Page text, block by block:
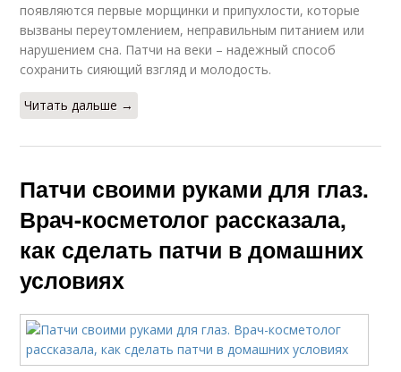
появляются первые морщинки и припухлости, которые
вызваны переутомлением, неправильным питанием или
нарушением сна. Патчи на веки – надежный способ
сохранить сияющий взгляд и молодость.
Читать дальше →
Патчи своими руками для глаз.
Врач-косметолог рассказала,
как сделать патчи в домашних
условиях